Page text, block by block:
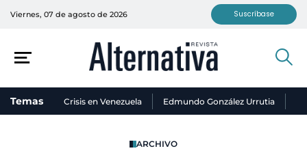
Viernes, 07 de agosto de 2026 Suscríbase
Temas Crisis en Venezuela Edmundo González Urrutia
ARCHIVO